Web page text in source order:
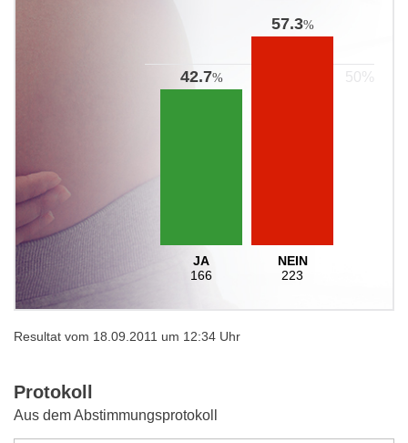
42.7%
JA
166
57.3%
NEIN
223
Resultat vom 18.09.2011 um 12:34 Uhr
Protokoll
Aus dem Abstimmungsprotokoll